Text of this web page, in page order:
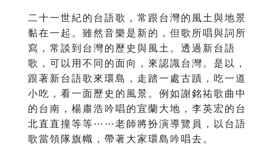
二十一世紀的台語歌，常跟台灣的風土與地景
黏在一起。雖然音樂是新的，但歌所唱與詞所
寫，常談到台灣的歷史與風土。透過新台語
歌，可以用不同的面向，來認識台灣。是以，
跟著新台語歌來環島，走踏一處古蹟，吃一道
小吃，看一面歷史的風景。例如謝銘祐歌曲中
的台南，楊肅浩吟唱的宜蘭大地，李英宏的台
北直直撞等等⋯⋯老師將扮演導覽員，以台語
歌當領隊旗幟，帶著大家環島吟唱去。